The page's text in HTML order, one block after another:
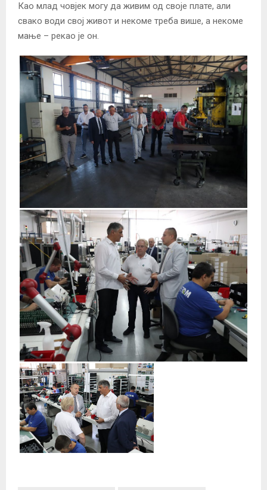
Као млад човјек могу да живим од своје плате, али
свако води свој живот и некоме треба више, а некоме
мање – рекао је он.